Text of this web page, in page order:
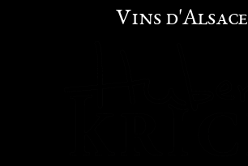
Vins d'Alsace